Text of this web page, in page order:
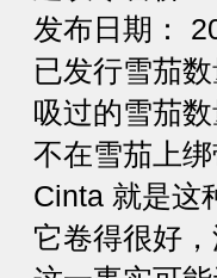
发布日期：
已发行雪茄
吸过的雪茄
不在雪茄上
Cinta 就是这
它卷得很好